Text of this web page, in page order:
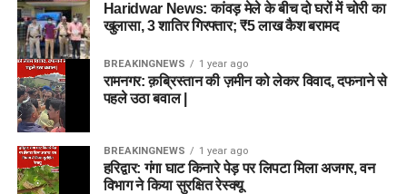
Haridwar News: कांवड़ मेले के बीच दो घरों में चोरी का
खुलासा, 3 शातिर गिरफ्तार; ₹5 लाख कैश बरामद
BREAKINGNEWS 1 year ago
रामनगर: क़ब्रिस्तान की ज़मीन को लेकर विवाद, दफनाने से
पहले उठा बवाल |
BREAKINGNEWS 1 year ago
हरिद्वार: गंगा घाट किनारे पेड़ पर लिपटा मिला अजगर, वन
विभाग ने किया सुरक्षित रेस्क्यू